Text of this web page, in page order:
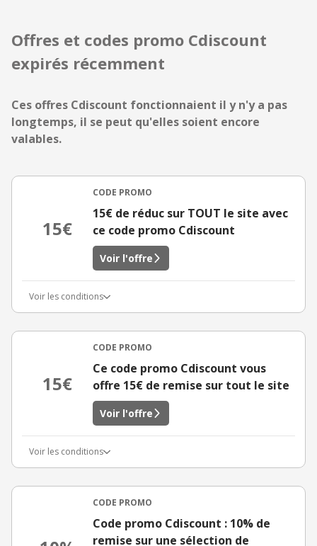
Offres et codes promo Cdiscount
expirés récemment
Ces offres Cdiscount fonctionnaient il y n'y a pas
longtemps, il se peut qu'elles soient encore
valables.
15€
CODE PROMO
15€ de réduc sur TOUT le site avec
ce code promo Cdiscount
Voir l'offre
Voir les conditions
15€
CODE PROMO
Ce code promo Cdiscount vous
offre 15€ de remise sur tout le site
Voir l'offre
Voir les conditions
CODE PROMO
Code promo Cdiscount : 10% de
remise sur une sélection de